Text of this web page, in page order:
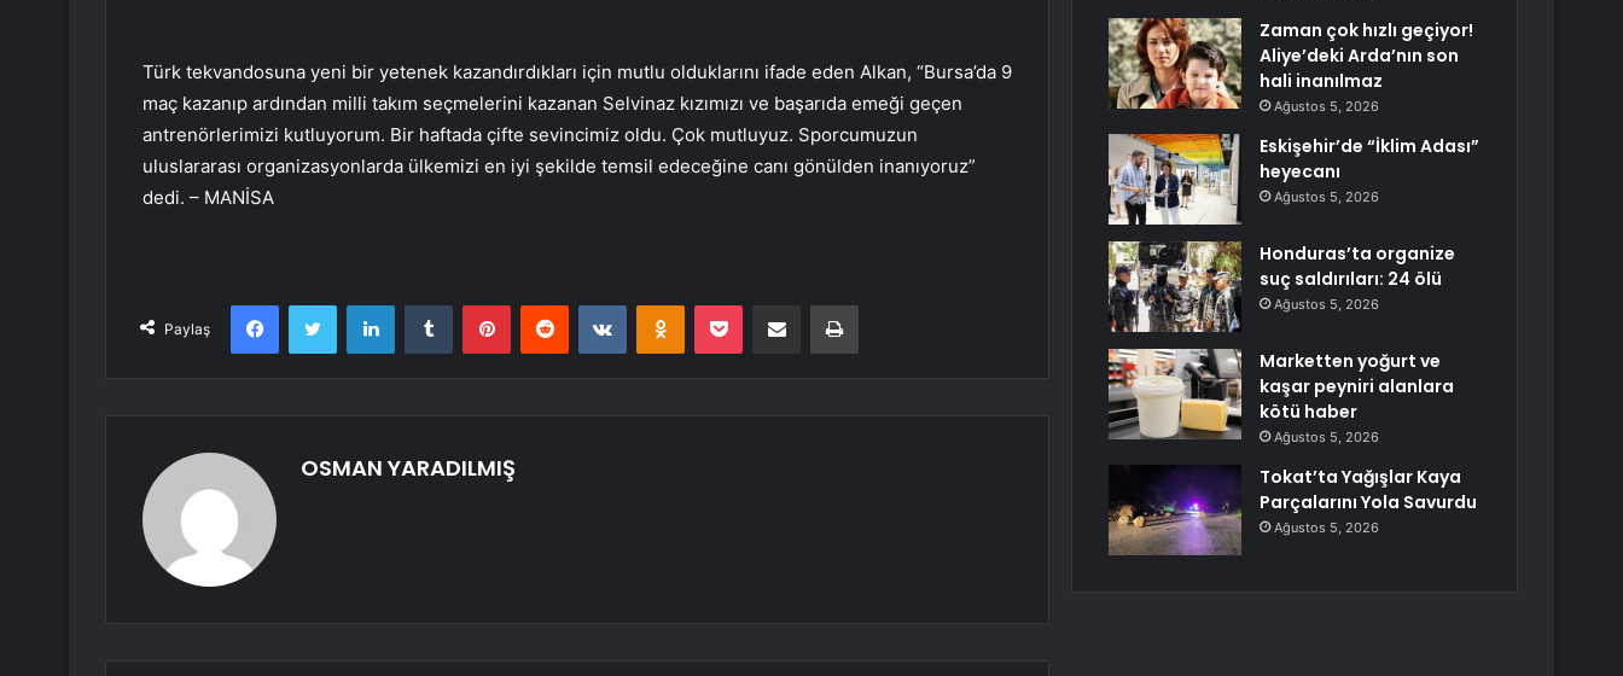
Türk tekvandosuna yeni bir yetenek kazandırdıkları için mutlu olduklarını ifade eden Alkan, “Bursa’da 9
maç kazanıp ardından milli takım seçmelerini kazanan Selvinaz kızımızı ve başarıda emeği geçen
antrenörlerimizi kutluyorum. Bir haftada çifte sevincimiz oldu. Çok mutluyuz. Sporcumuzun
uluslararası organizasyonlarda ülkemizi en iyi şekilde temsil edeceğine canı gönülden inanıyoruz”
dedi. – MANİSA
Paylaş
FacebookTwitter LinkedInTumblr PinterestReddit VKontakteOdnoklassniki
Pocket E-Posta ile paylaş Yazdır
OSMAN YARADILMIŞ
Zaman çok hızlı geçiyor!
Aliye’deki Arda’nın son
hali inanılmaz
Ağustos 5, 2026
Eskişehir’de “İklim Adası”
heyecanı
Ağustos 5, 2026
Honduras’ta organize
suç saldırıları: 24 ölü
Ağustos 5, 2026
Marketten yoğurt ve
kaşar peyniri alanlara
kötü haber
Ağustos 5, 2026
Tokat’ta Yağışlar Kaya
Parçalarını Yola Savurdu
Ağustos 5, 2026